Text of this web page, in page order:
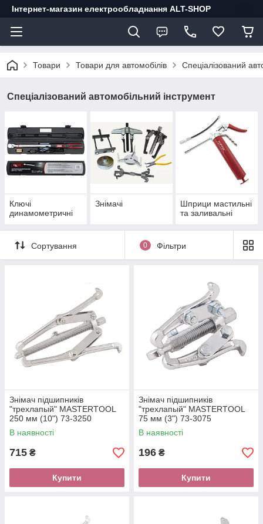
Інтернет-магазин електрообладнання ALT-SHOP
Товари Товари для автомобілів Спеціалізований
Спеціалізований автомобільний інструмент
Ключі
динамометричні
Знімачі
Шприци мастильні
та заливальні
Сортування 0 Фільтри
Знімач підшипників
"трехлапый" MASTERTOOL
250 мм (10") 73-3250
В наявності
715 ₴
Купити
Знімач підшипників
"трехлапый" MASTERTOOL
75 мм (3") 73-3075
В наявності
196 ₴
Купити